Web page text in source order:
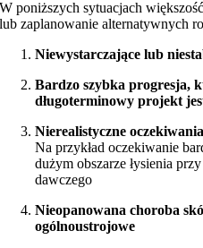
W poniższych sytuacjach
lub zaplanowanie alternatywnych
Niewystarczające lub
Bardzo szybka progresja,
długoterminowy projekt
Nierealistyczne oczekiwania
Na przykład oczekiwanie
dużym obszarze łysienia
dawczego
Nieopanowana choroba
ogólnoustrojowe